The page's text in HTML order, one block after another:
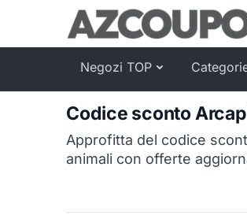
Negozi TOP
Codice sconto
Approfitta del codice
animali con offerte